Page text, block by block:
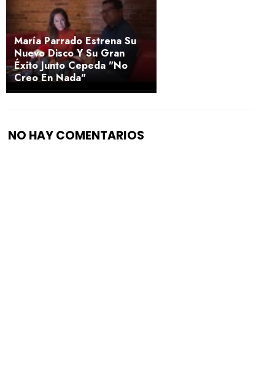
María Parrado Estrena Su
Nuevo Disco Y Su Gran
Éxito Junto Cepeda "No
Creo En Nada"
NO HAY COMENTARIOS